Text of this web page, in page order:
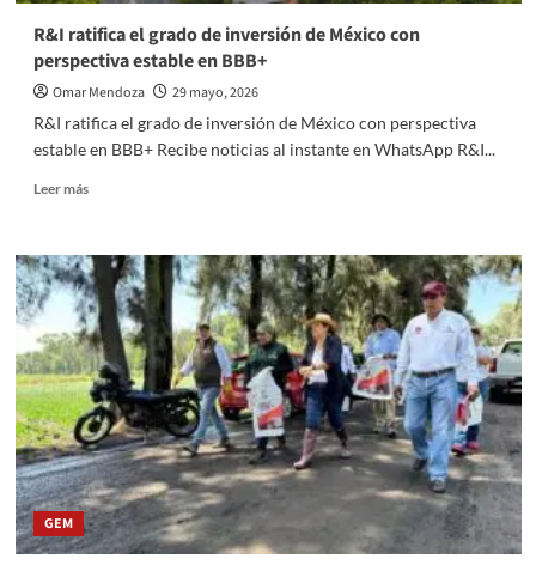
R&I ratifica el grado de inversión de México con
perspectiva estable en BBB+
Omar Mendoza
29 mayo, 2026
R&I ratifica el grado de inversión de México con perspectiva
estable en BBB+ Recibe noticias al instante en WhatsApp R&I...
Leer másRead
R&I
ratifica
el
grado
de
inversión
de
México
con
perspectiva
estable
en
BBB+
GEM